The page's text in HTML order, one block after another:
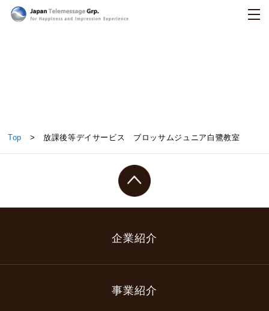
放課後等デイサービス ブロッサムジュニア白鷺教
Top > 放課後等デイサービス ブロッサムジュニア白鷺教室
企業紹介
事業紹介